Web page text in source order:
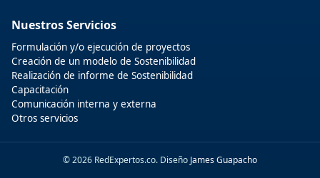
Nuestros Servicios
Formulación y/o ejecución de proyectos
Creación de un modelo de Sostenibilidad
Realización de informe de Sostenibilidad
Capacitación
Comunicación interna y externa
Otros servicios
© 2026 RedExpertos.co. Diseño James Guapacho